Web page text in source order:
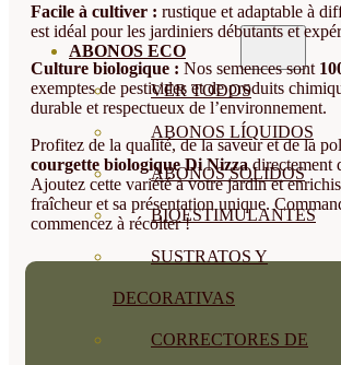
ABONOS ECO
VER TODOS
ABONOS LÍQUIDOS
ABONOS SOLIDOS
BIOESTIMULANTES
SUSTRATOS Y
DECORATIVAS
CORRECTORES DE
Facile à cultiver : rustique et adaptable à
est idéal pour les jardiniers débutants et
Culture biologique : Nos semences sont
exemptes de pesticides et de produits
durable et respectueux de l’environnement.
Profitez de la qualité, de la saveur et de la
courgette biologique Di Nizzadirectement
Ajoutez cette variété à votre jardin et
fraîcheur et sa présentation unique.
commencez à récolter !